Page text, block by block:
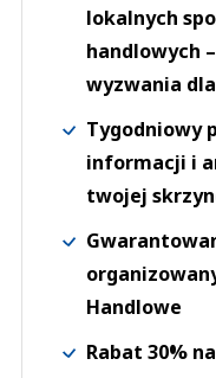
lokalnych
handlowych
wyzwania
Tygodniowy
informacji i
twojej
Handlowe
Rabat 30%